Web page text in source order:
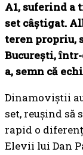
A1, suferind a
set câștigat.
teren propriu,
București,
a, semn că
Dinamoviștii
set, reușind să
rapid o
Elevii lui Dan